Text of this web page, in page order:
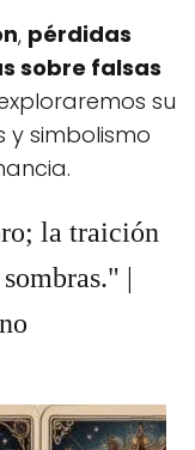
, pérdidas
sobre falsas
su
y simbolismo
la traición
|